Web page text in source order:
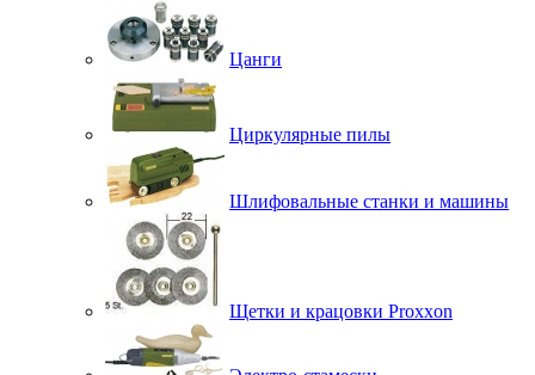
Цанги
Циркулярные пилы
Шлифовальные станки и машины
Щетки и крацовки Proxxon